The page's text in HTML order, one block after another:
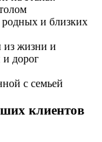
и близких
из жизни и
и дорог
с семьей
клиентов